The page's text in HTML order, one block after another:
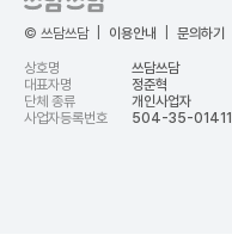
© 쓰담쓰담 이용안내 문의하기
상호명
쓰담쓰담
대표자명
정준혁
단체 종류
개인사업자
사업자등록번호
504-35-01411